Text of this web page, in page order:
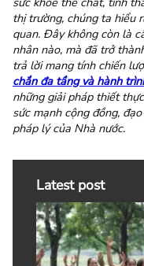
thị trường, chúng ta hiểu
quan. Đây không còn là
nhân nào, mà đã trở
trả lời mang tính chiến
chắn đa tầng và hành
những giải pháp thiết
sức mạnh cộng đồng,
pháp lý của Nhà nước.
Latest post